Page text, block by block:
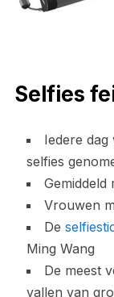
Selfies
Iedere
selfies
Gemiddeld
Vrouwen
De
Ming Wang
De meest
vallen van